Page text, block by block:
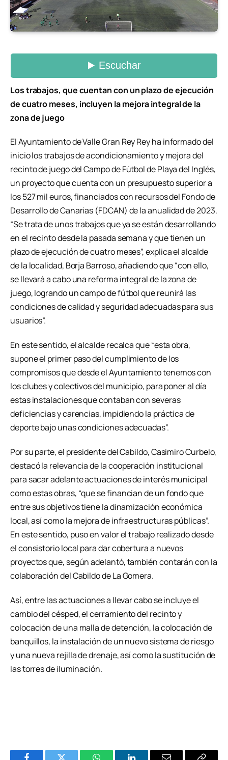
Los trabajos, que cuentan con un plazo de ejecución
de cuatro meses, incluyen la mejora integral de la
zona de juego
El Ayuntamiento de Valle Gran Rey Rey ha informado del
inicio los trabajos de acondicionamiento y mejora del
recinto de juego del Campo de Fútbol de Playa del Inglés,
un proyecto que cuenta con un presupuesto superior a
los 527 mil euros, financiados con recursos del Fondo de
Desarrollo de Canarias (FDCAN) de la anualidad de 2023.
“Se trata de unos trabajos que ya se están desarrollando
en el recinto desde la pasada semana y que tienen un
plazo de ejecución de cuatro meses”, explica el alcalde
de la localidad, Borja Barroso, añadiendo que “con ello,
se llevará a cabo una reforma integral de la zona de
juego, logrando un campo de fútbol que reunirá las
condiciones de calidad y seguridad adecuadas para sus
usuarios”.
En este sentido, el alcalde recalca que “esta obra,
supone el primer paso del cumplimiento de los
compromisos que desde el Ayuntamiento tenemos con
los clubes y colectivos del municipio, para poner al día
estas instalaciones que contaban con severas
deficiencias y carencias, impidiendo la práctica de
deporte bajo unas condiciones adecuadas”.
Por su parte, el presidente del Cabildo, Casimiro Curbelo,
destacó la relevancia de la cooperación institucional
para sacar adelante actuaciones de interés municipal
como estas obras, “que se financian de un fondo que
entre sus objetivos tiene la dinamización económica
local, así como la mejora de infraestructuras públicas”.
En este sentido, puso en valor el trabajo realizado desde
el consistorio local para dar cobertura a nuevos
proyectos que, según adelantó, también contarán con la
colaboración del Cabildo de La Gomera.
Así, entre las actuaciones a llevar cabo se incluye el
cambio del césped, el cerramiento del recinto y
colocación de una malla de detención, la colocación de
banquillos, la instalación de un nuevo sistema de riesgo
y una nueva rejilla de drenaje, así como la sustitución de
las torres de iluminación.